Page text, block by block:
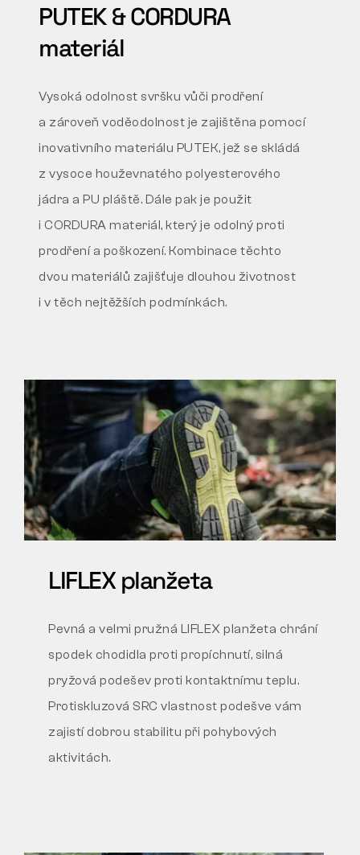
PUTEK & CORDURA
materiál
Vysoká odolnost svršku vůči prodření
a zároveň voděodolnost je zajištěna pomocí
inovativního materiálu PUTEK, jež se skládá
z vysoce houževnatého polyesterového
jádra a PU pláště. Dále pak je použit
i CORDURA materiál, který je odolný proti
prodření a poškození. Kombinace těchto
dvou materiálů zajišťuje dlouhou životnost
i v těch nejtěžších podmínkách.
LIFLEX planžeta
Pevná a velmi pružná LIFLEX planžeta chrání
spodek chodidla proti propíchnutí, silná
pryžová podešev proti kontaktnímu teplu.
Protiskluzová SRC vlastnost podešve vám
zajistí dobrou stabilitu při pohybových
aktivitách.